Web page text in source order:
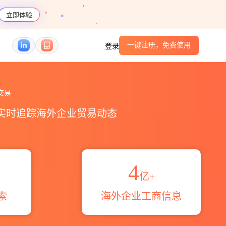
立即体验
登录 一键注册，免费使用
易
时追踪海外企业贸易动态
4亿+
海外企业工商信息